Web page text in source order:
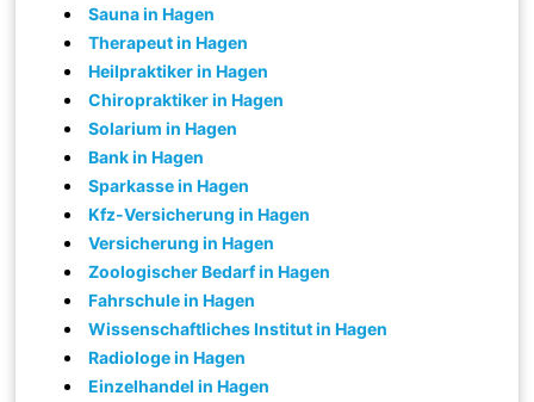
Sauna in Hagen
Therapeut in Hagen
Heilpraktiker in Hagen
Chiropraktiker in Hagen
Solarium in Hagen
Bank in Hagen
Sparkasse in Hagen
Kfz-Versicherung in Hagen
Versicherung in Hagen
Zoologischer Bedarf in Hagen
Fahrschule in Hagen
Wissenschaftliches Institut in Hagen
Radiologe in Hagen
Einzelhandel in Hagen